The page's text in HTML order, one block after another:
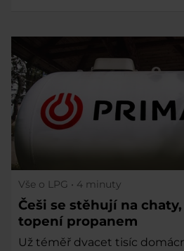
Vše o LPG • 4 minuty
Češi se stěhují na
topení propanem
Už téměř dvacet tisíc